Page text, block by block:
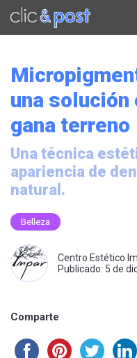
Saltar
contenido
una
gana terreno
Una técnica
apariencia de
natural.
Belleza
Centro Estético
Publicado: 5 de
Comparte